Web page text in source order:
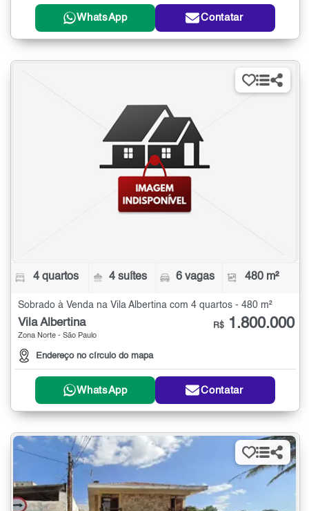
WhatsApp Contatar
4 quartos 4 suítes 6 vagas 480 m²
Sobrado à Venda na Vila Albertina com 4 quartos - 480 m²
Vila Albertina
Zona Norte - São Paulo
Endereço no círculo do mapa
R$ 1.800.000
WhatsApp Contatar